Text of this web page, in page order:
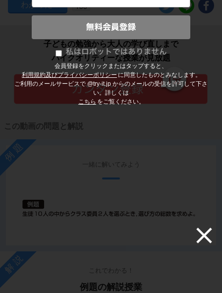
会員登録をクリックまたはタップすると、
利用規約及びプライバシーポリシーに同意したものとみなします。
ご利用のメールサービスで @try-it.jp からのメールの受信を許可して下さ
い。詳しくは
こちら をご覧ください。
133
子どもの勉強から大人の学び直しまで
ハイクオリティーな授業が見放題
この動画の問題と解説
例題
一緒に解いてみよう
解説 これでわかる！
例題の解説授業